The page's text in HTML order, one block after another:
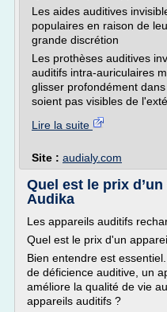
Les aides auditives
populaires en raison de
grande discrétion
Les prothèses auditives
auditifs intra-auriculaires
glisser profondément
soient pas visibles de
Lire la suite
Site : audialy.com
Quel est le prix d’un
Audika
Les appareils auditifs
Quel est le prix d'un
Bien entendre est
de déficience auditive, un
améliore la qualité de vie
appareils auditifs ?